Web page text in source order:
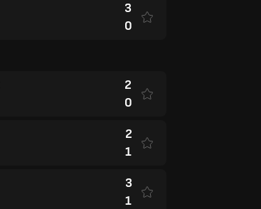
3
0
2
0
2
1
3
1